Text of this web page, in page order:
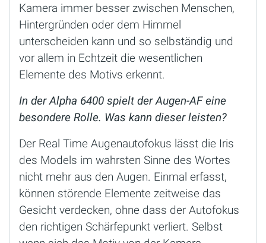
Kamera immer besser zwischen Menschen,
Hintergründen oder dem Himmel
unterscheiden kann und so selbständig und
vor allem in Echtzeit die wesentlichen
Elemente des Motivs erkennt.
In der Alpha 6400 spielt der Augen-AF eine
besondere Rolle. Was kann dieser leisten?
Der Real Time Augenautofokus lässt die Iris
des Models im wahrsten Sinne des Wortes
nicht mehr aus den Augen. Einmal erfasst,
können störende Elemente zeitweise das
Gesicht verdecken, ohne dass der Autofokus
den richtigen Schärfepunkt verliert. Selbst